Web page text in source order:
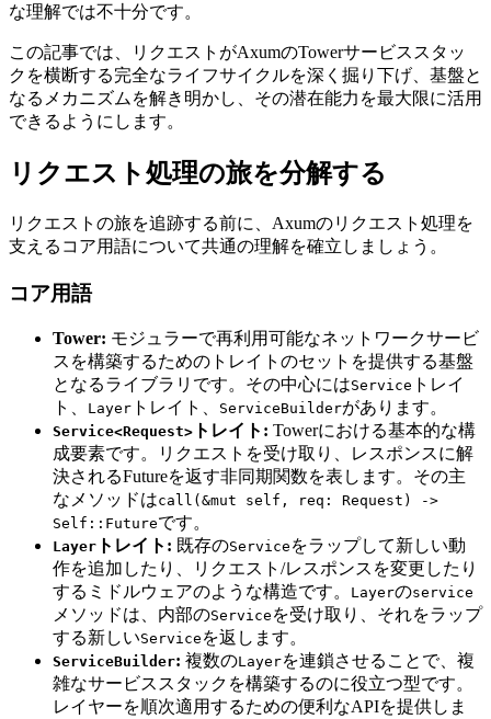
な理解では不十分です。
この記事では、リクエストがAxumのTowerサービススタッ
クを横断する完全なライフサイクルを深く掘り下げ、基盤と
なるメカニズムを解き明かし、その潜在能力を最大限に活用
できるようにします。
リクエスト処理の旅を分解する
リクエストの旅を追跡する前に、Axumのリクエスト処理を
支えるコア用語について共通の理解を確立しましょう。
コア用語
Tower: モジュラーで再利用可能なネットワークサービ
スを構築するためのトレイトのセットを提供する基盤
となるライブラリです。その中心にはService トレイ
ト、
Layer トレイト、 ServiceBuilderがあります。
Service<Request> トレイト: Towerにおける基本的な構
成要素です。リクエストを受け取り、レスポンスに解
決されるFutureを返す非同期関数を表します。その主
なメソッドはcall(&mut self, req: Request) ->
Self::Futureです。
Layer トレイト: 既存のService をラップして新しい動
作を追加したり、リクエスト/レスポンスを変更したり
するミドルウェアのような構造です。
Layerのservice
メソッドは、内部のService を受け取り、それをラップ
する新しいService を返します。
ServiceBuilder: 複数のLayerを連鎖させることで、複
雑なサービススタックを構築するのに役立つ型です。
レイヤーを順次適用するための便利なAPIを提供しま